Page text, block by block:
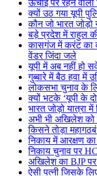
ऊंचाई पर रहने वाला
क्यों उठ गया यूपी
कौन जो भारत जोड़ो
बड़े प्रदेश में राहुल
कासगंज में करंट का
वेंडर जिंदा जले
यूपी में अब नहीं हो
गुब्बारे में बैठ हवा में
लोकसभा चुनाव के
क्यों भटके ‘यूपी के
भारत जोड़ो यात्रा
अभी भी अखिलेश को
किसने तोड़ा
निकाय में आरक्षण
निकाय चुनाव पर
अखिलेश का BJP
ऐसी पत्नी जिसके